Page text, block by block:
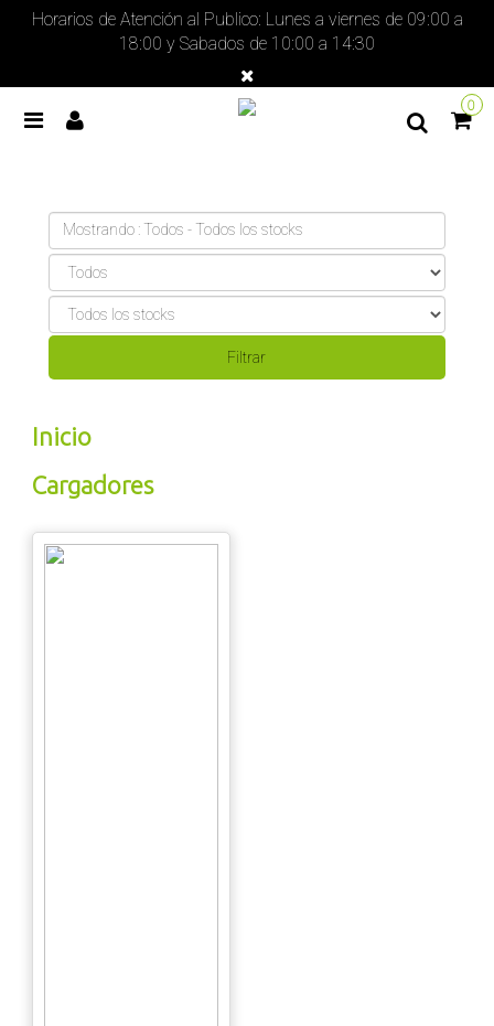
Horarios de Atención al Publico: Lunes a viernes de 09:00 a
18:00 y Sabados de 10:00 a 14:30
0
Mostrando : Todos - Todos los stocks
Inicio
Cargadores